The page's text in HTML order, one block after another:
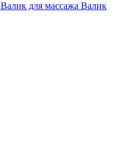
Валик для массажа Валик